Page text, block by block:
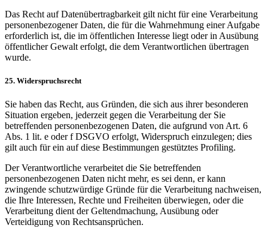
Das Recht auf Datenübertragbarkeit gilt nicht für eine Verarbeitung
personenbezogener Daten, die für die Wahrnehmung einer Aufgabe
erforderlich ist, die im öffentlichen Interesse liegt oder in Ausübung
öffentlicher Gewalt erfolgt, die dem Verantwortlichen übertragen
wurde.
25. Widerspruchsrecht
Sie haben das Recht, aus Gründen, die sich aus ihrer besonderen
Situation ergeben, jederzeit gegen die Verarbeitung der Sie
betreffenden personenbezogenen Daten, die aufgrund von Art. 6
Abs. 1 lit. e oder f DSGVO erfolgt, Widerspruch einzulegen; dies
gilt auch für ein auf diese Bestimmungen gestütztes Profiling.
Der Verantwortliche verarbeitet die Sie betreffenden
personenbezogenen Daten nicht mehr, es sei denn, er kann
zwingende schutzwürdige Gründe für die Verarbeitung nachweisen,
die Ihre Interessen, Rechte und Freiheiten überwiegen, oder die
Verarbeitung dient der Geltendmachung, Ausübung oder
Verteidigung von Rechtsansprüchen.